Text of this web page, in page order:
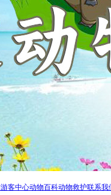
游客中心动物百科动物救护联系我